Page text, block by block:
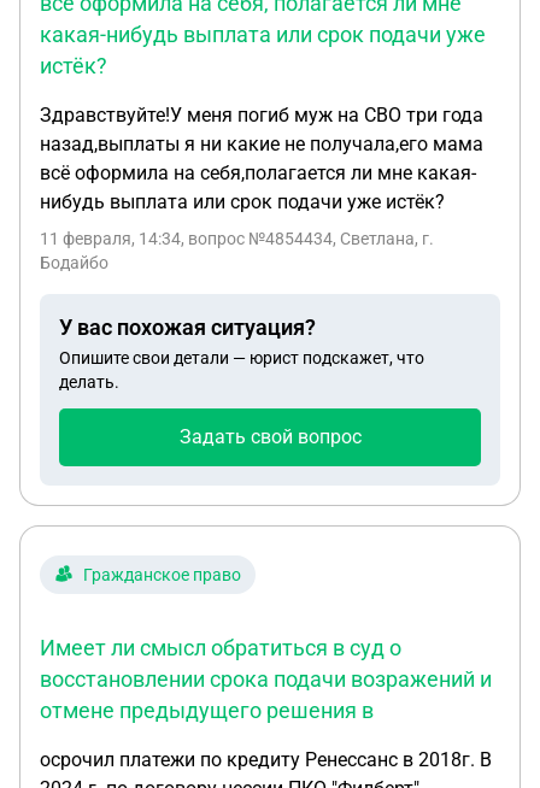
какая-нибудь выплата или срок подачи уже
истёк?
Здравствуйте!У меня погиб муж на СВО три года
назад,выплаты я ни какие не получала,его мама
всё оформила на себя,полагается ли мне какая-
нибудь выплата или срок подачи уже истёк?
11 февраля, 14:34, вопрос №4854434, Светлана, г.
Бодайбо
У вас похожая ситуация?
Опишите свои детали — юрист подскажет, что
делать.
Задать свой вопрос
Гражданское право
Имеет ли смысл обратиться в суд о
восстановлении срока подачи возражений и
отмене предыдущего решения в
осрочил платежи по кредиту Ренессанс в 2018г. В